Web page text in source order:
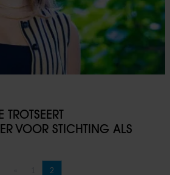
TROTSEERT
VOOR STICHTING ALS
2